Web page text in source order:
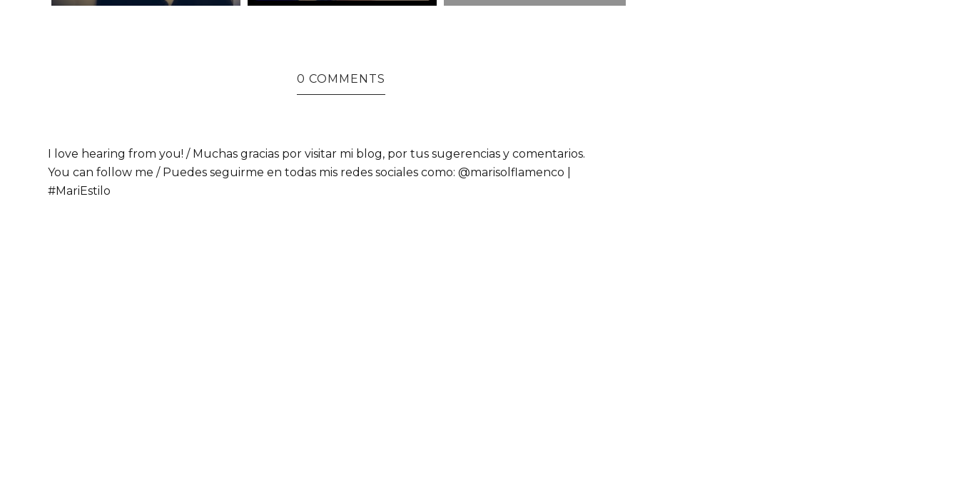
0 COMMENTS
I love hearing from you! / Muchas gracias por visitar mi blog, por tus sugerencias y comentarios.
You can follow me / Puedes seguirme en todas mis redes sociales como: @marisolflamenco |
#MariEstilo